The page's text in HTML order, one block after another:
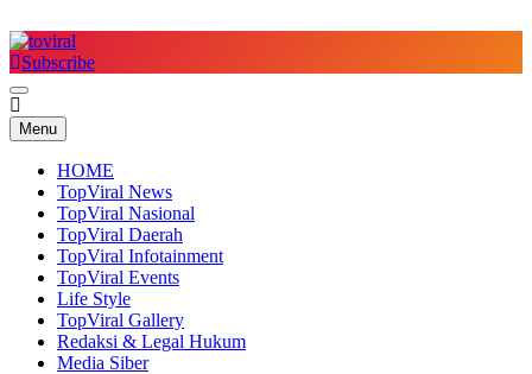
to
content
Subscribe
Menu
HOME
TopViral News
TopViral Nasional
TopViral Daerah
TopViral Infotainment
TopViral Events
Life Style
TopViral Gallery
Redaksi & Legal Hukum
Media Siber